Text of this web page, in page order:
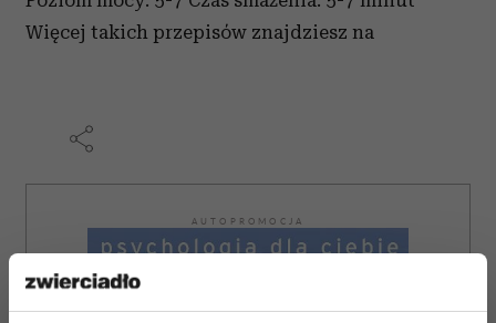
Więcej takich przepisów znajdziesz na
AUTOPROMOCJA